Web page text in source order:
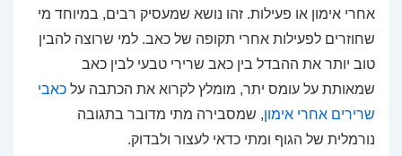
אחרי אימון או פעילות. זהו נושא שמעסיק רבים, במיוחד מי
שחוזרים לפעילות אחרי תקופה של כאב. למי שרוצה להבין
טוב יותר את ההבדל בין כאב שרירי טבעי לבין כאב
שמאותת על עומס יתר, מומלץ לקרוא את הכתבה על כאבי
שרירים אחרי אימון, שמסבירה מתי מדובר בתגובה
נורמלית של הגוף ומתי כדאי לעצור ולבדוק.